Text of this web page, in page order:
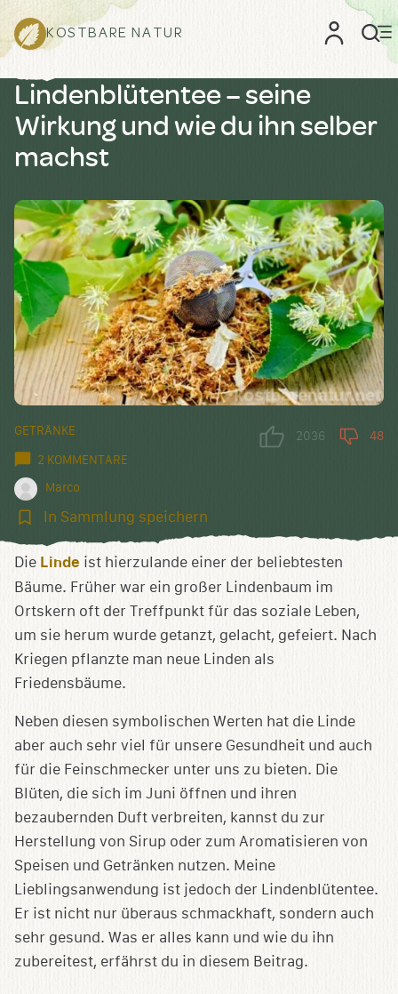
KOSTBARE NATUR
Lindenblütentee – seine
Wirkung und wie du ihn selber
machst
GETRÄNKE
2 KOMMENTARE
Marco
2036 48
In
speichern
In Sammlung speichern
Die Linde ist hierzulande einer der beliebtesten
Bäume. Früher war ein großer Lindenbaum im
Ortskern oft der Treffpunkt für das soziale Leben,
um sie herum wurde getanzt, gelacht, gefeiert. Nach
Kriegen pflanzte man neue Linden als
Friedensbäume.
Neben diesen symbolischen Werten hat die Linde
aber auch sehr viel für unsere Gesundheit und auch
für die Feinschmecker unter uns zu bieten. Die
Blüten, die sich im Juni öffnen und ihren
bezaubernden Duft verbreiten, kannst du zur
Herstellung von Sirup oder zum Aromatisieren von
Speisen und Getränken nutzen. Meine
Lieblingsanwendung ist jedoch der Lindenblütentee.
Er ist nicht nur überaus schmackhaft, sondern auch
sehr gesund. Was er alles kann und wie du ihn
zubereitest, erfährst du in diesem Beitrag.